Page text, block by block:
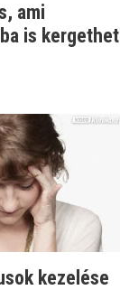
ami
is kergethet
kezelése